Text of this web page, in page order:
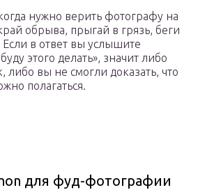
нужно верить фотографу на
обрыва, прыгай в грязь, беги
в ответ вы услышите
этого делать», значит либо
либо вы не смогли доказать, что
полагаться.
для фуд-фотографии